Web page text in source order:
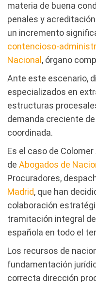
materia de buena
penales y
un incremento
contencioso-
Nacional , órgano
Ante este escenario,
especializados en
estructuras
demanda creciente
coordinada.
Es el caso de
de Abogados de
Procuradores,
Madrid, que han
colaboración
tramitación integral
española en todo el
Los recursos de
fundamentación
correcta dirección